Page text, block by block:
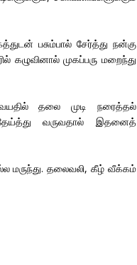
பசும்பால் சேர்த்து நன்கு
கழுவினால் முகப்பரு மறைந்து
தலை முடி நரைத்தல்
வருவதால் இதனைத்
மருந்து. தலைவலி, கீழ் வீக்கம்